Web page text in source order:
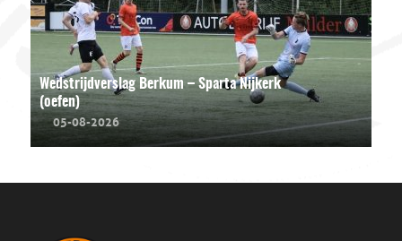
Wedstrijdverslag Berkum – Sparta Nijkerk
(oefen)
05-08-2026